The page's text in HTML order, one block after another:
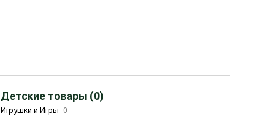
Детские товары (0)
Игрушки и Игры 0